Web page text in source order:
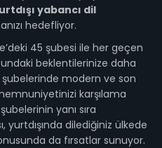
yabancı dil
hedefliyor.
45 şubesi ile her geçen
beklentilerinize daha
modern ve son
karşılama
yanı sıra
yurtdışında dilediğiniz ülkede
da fırsatlar sunuyor.